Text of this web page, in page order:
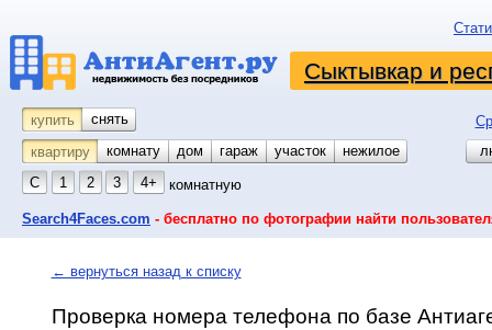
Сыктывкар и
купить снять
квартиру
комнату койко-место
дом гараж участок
нежилое
С
1 2 3 4+ комнатную
Search4Faces.com - бесплатно по фотографии найти
← вернуться назад к списку
Проверка номера телефона по базе